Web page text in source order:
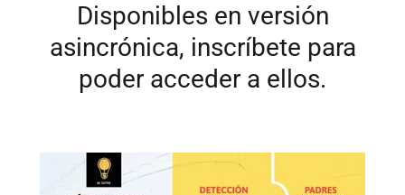
Disponibles en versión
asincrónica, inscríbete para
poder acceder a ellos.